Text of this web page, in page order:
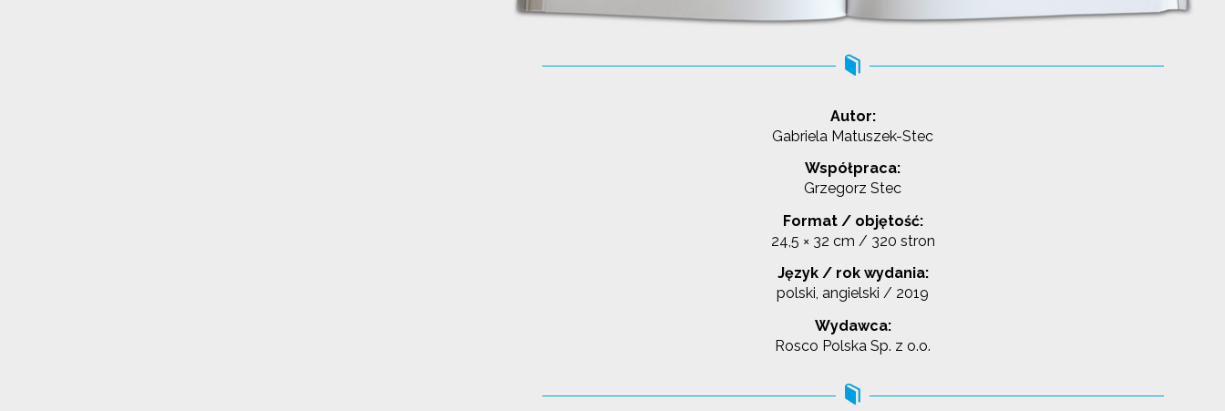
Autor:
Gabriela Matuszek-Stec
Współpraca:
Grzegorz Stec
Format / objętość:
24,5 × 32 cm / 320 stron
Język / rok wydania:
polski, angielski / 2019
Wydawca:
Rosco Polska Sp. z o.o.